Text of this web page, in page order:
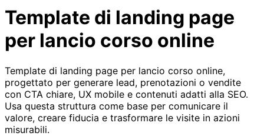
Template di landing page
per lancio corso online
Template di landing page per lancio corso online,
progettato per generare lead, prenotazioni o vendite
con CTA chiare, UX mobile e contenuti adatti alla SEO.
Usa questa struttura come base per comunicare il
valore, creare fiducia e trasformare le visite in azioni
misurabili.